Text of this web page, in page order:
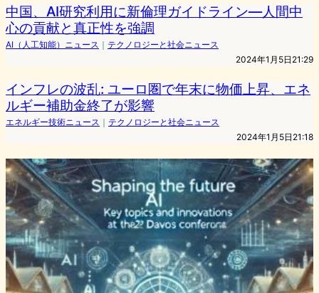
中国、AI研究利用に新倫理ガイドライン―人間中
心の貢献と真正性を強調
AI（人工知能）ニュース ｜ テクノロジーと社会ニュース
2024年1月5日21:29
インフレの波乱: ユーロ圏で年末に物価上昇、エネ
ルギー補助金終了が影響
エネルギー技術ニュース ｜ テクノロジーと社会ニュース
2024年1月5日21:18